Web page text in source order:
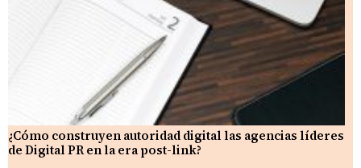
¿Cómo construyen autoridad digital las agencias líderes
de Digital PR en la era post-link?